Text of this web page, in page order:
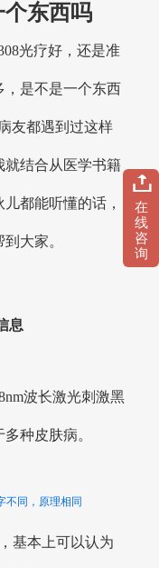
个东西吗
光疗好，还是准
，是不是一个东西
友都遇到过这样
就结合从医学书籍
都能听懂的话，
大家。
息
波长激光刺激黑
种皮肤病。
不同，原理相同
基本上可以认为
在
线
咨
询